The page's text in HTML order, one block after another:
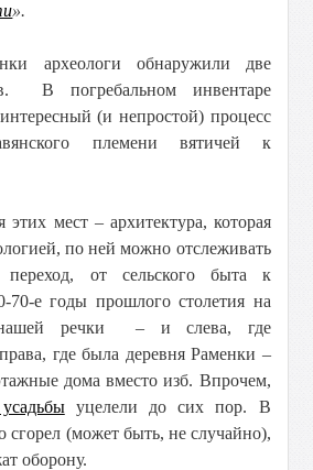
».
археологи обнаружили две
В погребальном инвентаре
(и непростой) процесс
племени вятичей к
мест – архитектура, которая
по ней можно отслеживать
переход, от сельского быта к
е годы прошлого столетия на
нашей речки – и слева, где
где была деревня Раменки –
дома вместо изб. Впрочем,
уцелели до сих пор. В
сгорел (может быть, не случайно),
оборону.